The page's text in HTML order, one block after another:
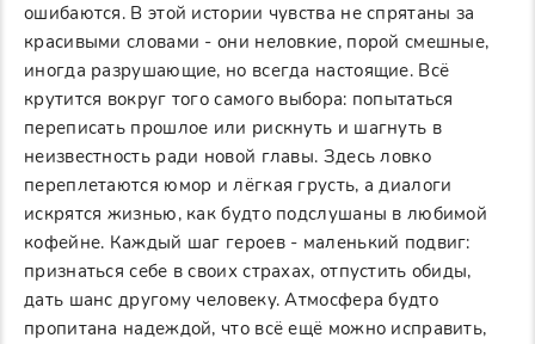
ошибаются. В этой истории чувства не спрятаны за
красивыми словами - они неловкие, порой смешные,
иногда разрушающие, но всегда настоящие. Всё
крутится вокруг того самого выбора: попытаться
переписать прошлое или рискнуть и шагнуть в
неизвестность ради новой главы. Здесь ловко
переплетаются юмор и лёгкая грусть, а диалоги
искрятся жизнью, как будто подслушаны в любимой
кофейне. Каждый шаг героев - маленький подвиг:
признаться себе в своих страхах, отпустить обиды,
дать шанс другому человеку. Атмосфера будто
пропитана надеждой, что всё ещё можно исправить,